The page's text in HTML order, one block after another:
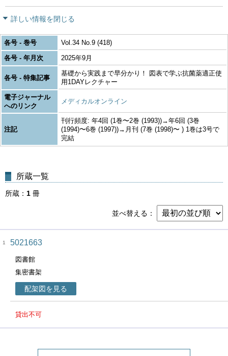
詳しい情報を閉じる
各号 - 巻号
Vol.34 No.9 (418)
各号 - 年月次
2025年9月
各号 - 特集記事
基礎から実践まで早分かり！ 図表で学ぶ抗菌薬適正使
用1DAYレクチャー
電子ジャーナル
へのリンク
メディカルオンライン
注記
刊行頻度: 年4回 (1巻〜2巻 (1993))→年6回 (3巻
(1994)〜6巻 (1997))→月刊 (7巻 (1998)〜 ) 1巻は3号で
完結
所蔵一覧
所蔵 1 冊
並べ替える
1 5021663
図書館
集密書架
配架図を見る
貸出不可